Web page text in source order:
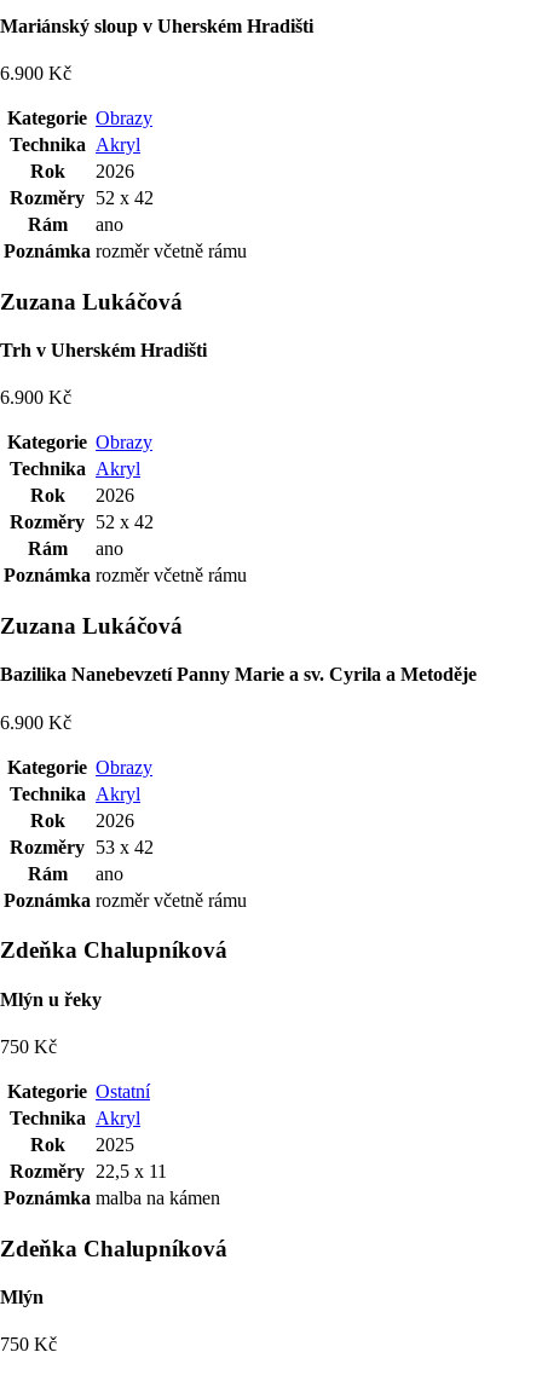
Mariánský sloup v Uherském Hradišti
6.900 Kč
Kategorie Obrazy
Technika Akryl
Rok
2026
Rozměry 52 x 42
Rám
ano
Poznámka rozměr včetně rámu
Zuzana Lukáčová
Trh v Uherském Hradišti
6.900 Kč
Kategorie Obrazy
Technika Akryl
Rok
2026
Rozměry 52 x 42
Rám
ano
Poznámka rozměr včetně rámu
Zuzana Lukáčová
Bazilika Nanebevzetí Panny Marie a sv. Cyrila a Metoděje
6.900 Kč
Kategorie Obrazy
Technika Akryl
Rok
2026
Rozměry 53 x 42
Rám
ano
Poznámka rozměr včetně rámu
Zdeňka Chalupníková
Mlýn u řeky
750 Kč
Kategorie Ostatní
Technika Akryl
Rok
2025
Rozměry 22,5 x 11
Poznámka malba na kámen
Zdeňka Chalupníková
Mlýn
750 Kč